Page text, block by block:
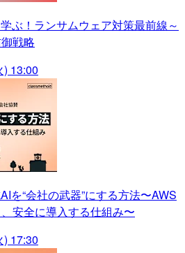
ぶ！ランサムウェア対策最前線～
戦略
13:00
を“会社の武器”にする方法〜AWS
安全に導入する仕組み〜
17:30